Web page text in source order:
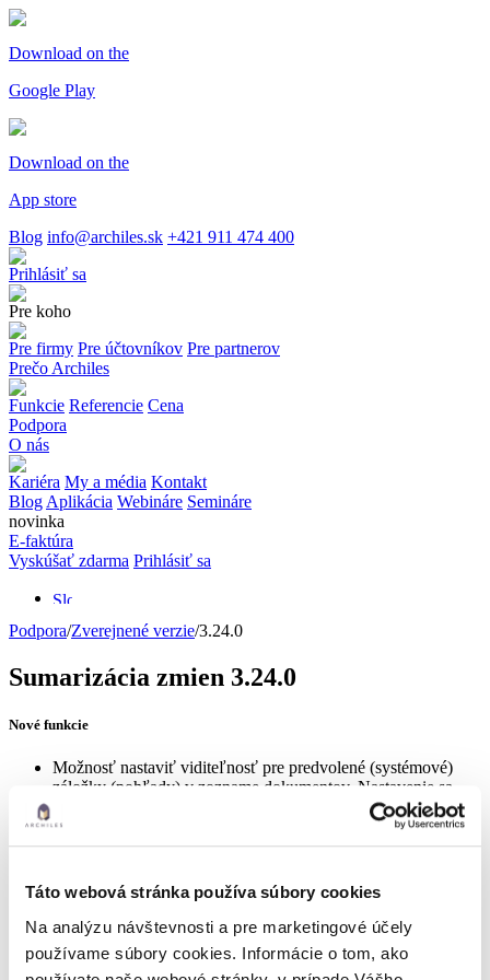
Táto webová stránka používa súbory cookies
Na analýzu návštevnosti a pre marketingové účely
používame súbory cookies. Informácie o tom, ako
Download on the
Google Play
Download on the
App store
Blog info@archiles.sk +421 911 474 400
Prihlásiť sa
Pre koho
Pre firmy Pre účtovníkov Pre partnerov
Prečo Archiles
Funkcie Referencie Cena
Podpora
O nás
Kariéra My a média Kontakt
Blog Aplikácia Webináre Semináre
novinka
E-faktúra
Vyskúšať zdarma Prihlásiť sa
Podpora/Zverejnené verzie/3.24.0
Sumarizácia zmien 3.24.0
Nové funkcie
Možnosť nastaviť viditeľnosť pre predvolené (systémové)
záložky (pohľady) v zozname dokumentov. Nastavenie sa
realizuje cez oprávnenia na pohľady v časti: „Pod kapotou ->
Bezpečnosť -> Pohľady„. Predvolené nastavenie umožňuje
viditeľnosť všetkých záložiek pre všetky role ako aj pre novo
Možnosť nastavenia porovnania s objednávkou iba
schválených alebo všetkých faktúr. Nastavenie je: „Pod
kapotou -> Profil -> Schvaľovanie -> S objednávkou
porovnávať len schválené faktúry (nezaškrtnutá voľba
znamená všetky faktúry okrem zamietnutých)„